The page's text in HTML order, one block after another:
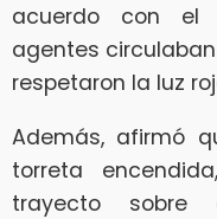
acuerdo con el
agentes
respetaron la luz
Además, afirmó
torreta
trayecto